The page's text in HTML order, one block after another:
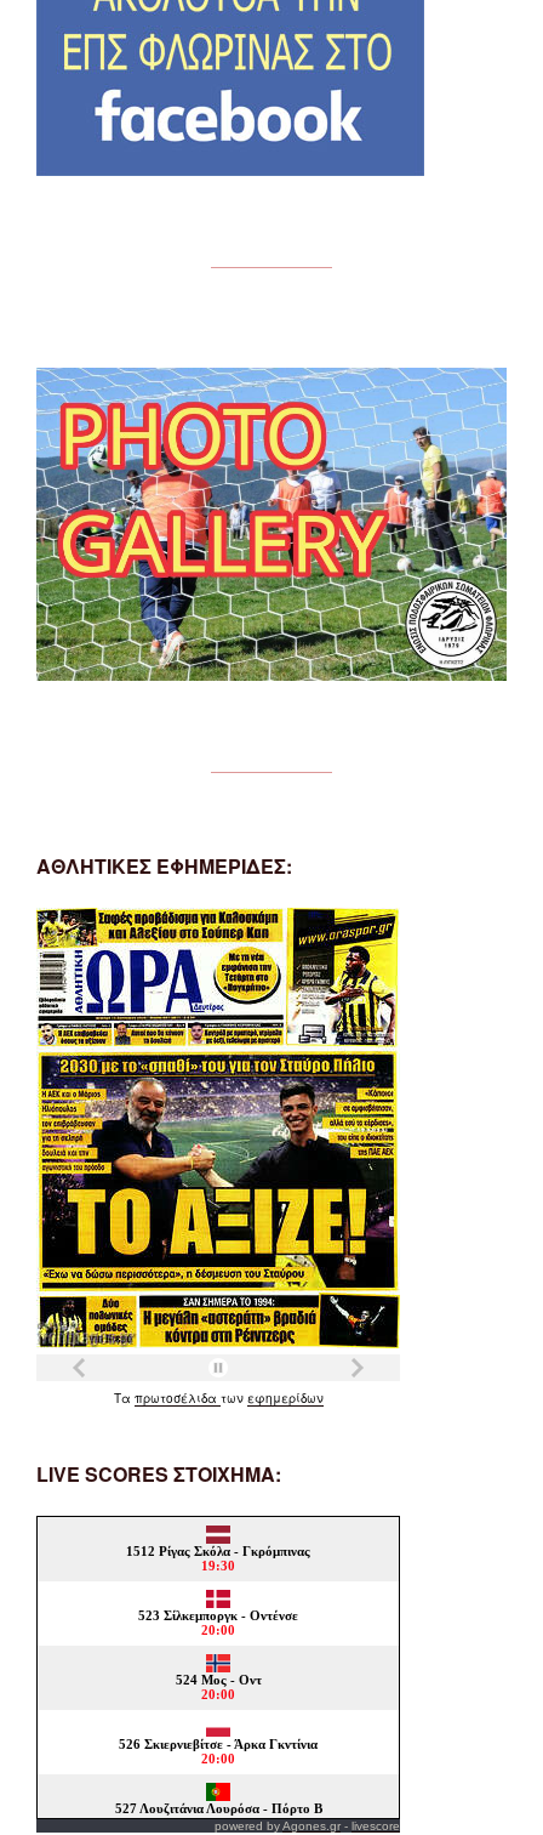
ΑΘΛΗΤΙΚΕΣ ΕΦΗΜΕΡΙΔΕΣ:
Τα πρωτοσέλιδα των εφημερίδων
LIVE SCORES ΣΤΟΙΧΗΜΑ:
powered byAgones.gr - livescore